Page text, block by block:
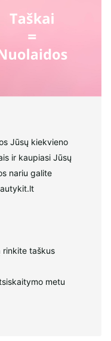
Jūsų kiekvieno
ir kaupiasi Jūsų
nariu galite
rinkite taškus
metu